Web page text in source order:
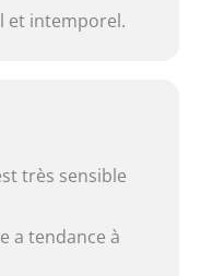
et intemporel.
très sensible
a tendance à